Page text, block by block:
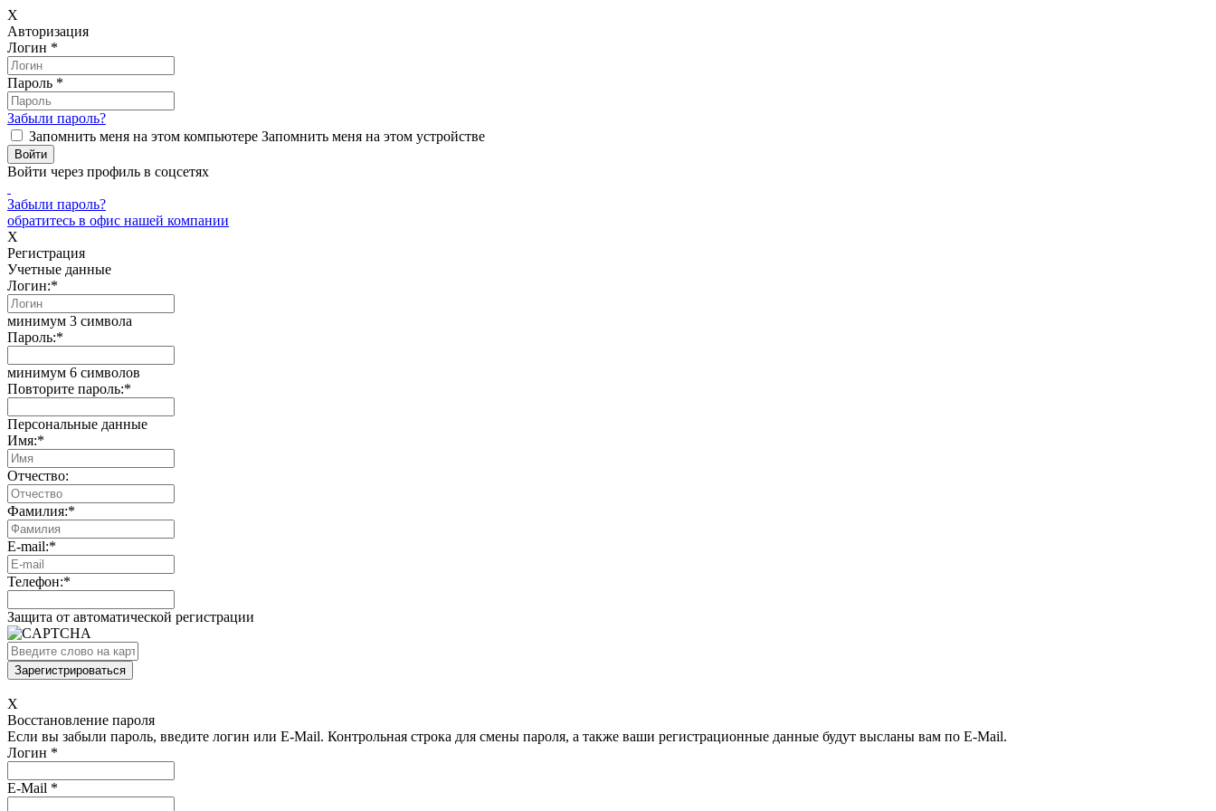
X
Авторизация
Логин *
Пароль *
Забыли пароль?
Запомнить меня на этом компьютере Запомнить меня на этом устройстве
Войти через профиль в соцсетях
Забыли пароль?
обратитесь в офис нашей компании
X
Регистрация
Учетные данные
Логин:*
минимум 3 символа
Пароль:*
минимум 6 символов
Повторите пароль:*
Персональные данные
Имя:*
Отчество:
Фамилия:*
E-mail:*
Телефон:*
Защита от автоматической регистрации
X
Восстановление пароля
Если вы забыли пароль, введите логин или E-Mail. Контрольная строка для смены пароля, а также ваши регистрационные данные будут высланы вам по E-Mail.
Логин *
E-Mail *